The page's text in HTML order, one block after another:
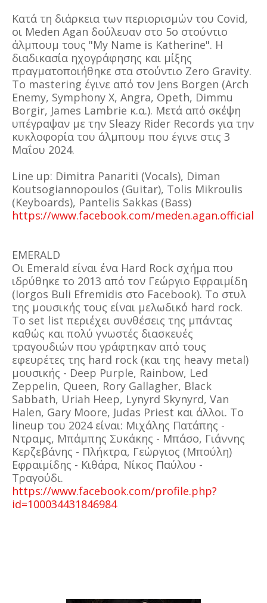
Κατά τη διάρκεια των περιορισμών του Covid,
οι Meden Agan δούλευαν στο 5ο στούντιο
άλμπουμ τους "My Name is Katherine". Η
διαδικασία ηχογράφησης και μίξης
πραγματοποιήθηκε στα στούντιο Zero Gravity.
Το mastering έγινε από τον Jens Borgen (Arch
Enemy, Symphony X, Angra, Opeth, Dimmu
Borgir, James Lambrie κ.α.). Μετά από σκέψη
υπέγραψαν με την Sleazy Rider Records για την
κυκλοφορία του άλμπουμ που έγινε στις 3
Μαΐου 2024.
Line up: Dimitra Panariti (Vocals), Diman
Koutsogiannopoulos (Guitar), Tolis Mikroulis
(Keyboards), Pantelis Sakkas (Bass)
https://www.facebook.com/meden.agan.official
EMERALD
Οι Emerald είναι ένα Hard Rock σχήμα που
ιδρύθηκε το 2013 από τον Γεώργιο Εφραιμίδη
(Iorgos Buli Efremidis στο Facebook). Το στυλ
της μουσικής τους είναι μελωδικό hard rock.
Το set list περιέχει συνθέσεις της μπάντας
καθώς και πολύ γνωστές διασκευές
τραγουδιών που γράφτηκαν από τους
εφευρέτες της hard rock (και της heavy metal)
μουσικής - Deep Purple, Rainbow, Led
Zeppelin, Queen, Rory Gallagher, Black
Sabbath, Uriah Heep, Lynyrd Skynyrd, Van
Halen, Gary Moore, Judas Priest και άλλοι. Το
lineup του 2024 είναι: Μιχάλης Πατάπης -
Ντραμς, Μπάμπης Συκάκης - Μπάσο, Γιάννης
Κερζεβάνης - Πλήκτρα, Γεώργιος (Μπούλη)
Εφραιμίδης - Κιθάρα, Νίκος Παύλου -
Τραγούδι.
https://www.facebook.com/profile.php?
id=100034431846984